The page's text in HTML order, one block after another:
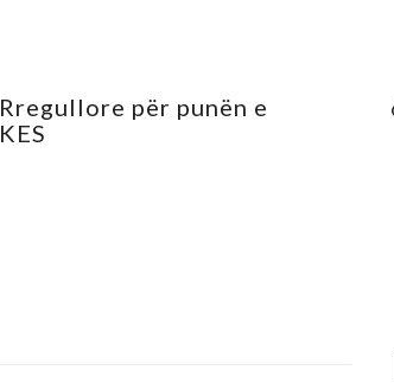
Rregullore për punën e
KES